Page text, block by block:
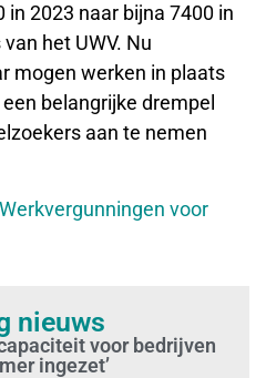
2023 naar bijna 7400 in
het UWV. Nu
mogen werken in plaats
belangrijke drempel
aan te nemen
Werkvergunningen voor
nieuws
voor bedrijven
ingezet’